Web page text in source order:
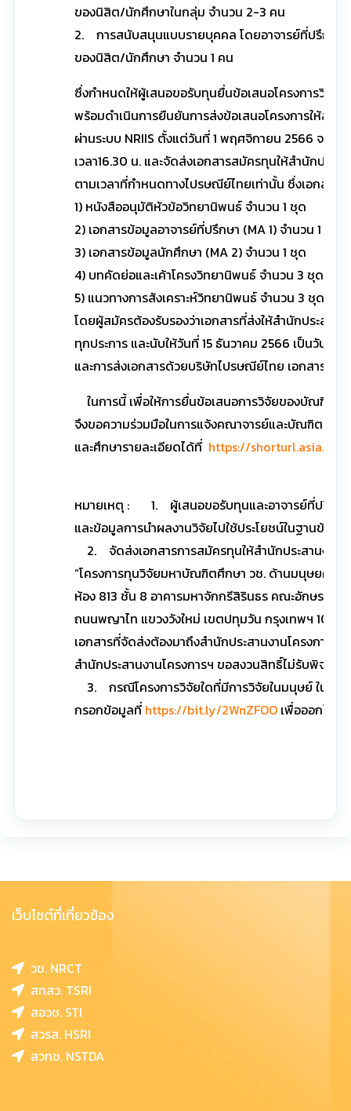
ของนิสิต/นักศึกษาในกลุ่ม จำนวน 2-3 คน
2. การสนับสนุนแบบรายบุคคล โดยอาจารย์ที่ปรึกษา
ของนิสิต/นักศึกษา จำนวน 1 คน
ซึ่งกำหนดให้ผู้เสนอขอรับทุนยื่นข้อเสนอโครงการวิจั
พร้อมดำเนินการยืนยันการส่งข้อเสนอโครงการให้สมบู
ผ่านระบบ NRIIS ตั้งแต่วันที่ 1 พฤศจิกายน 2566 จนถึ
เวลา16.30 น. และจัดส่งเอกสารสมัครทุนให้สำนักประ
ตามเวลาที่กำหนดทางไปรษณีย์ไทยเท่านั้น ซึ่งเอกสาร
1) หนังสืออนุมัติหัวข้อวิทยานิพนธ์ จำนวน 1 ชุด
2) เอกสารข้อมูลอาจารย์ที่ปรึกษา (MA 1) จำนวน 1 ชุด
3) เอกสารข้อมูลนักศึกษา (MA 2) จำนวน 1 ชุด
4) บทคัดย่อและเค้าโครงวิทยานิพนธ์ จำนวน 3 ชุด
5) แนวทางการสังเคราะห์วิทยานิพนธ์ จำนวน 3 ชุด
โดยผู้สมัครต้องรับรองว่าเอกสารที่ส่งให้สำนักประสาน
ทุกประการ และนับให้วันที่ 15 ธันวาคม 2566 เป็นวันสุด
และการส่งเอกสารด้วยบริษัทไปรษณีย์ไทย เอกสารที่จั
ในการนี้ เพื่อให้การยื่นข้อเสนอการวิจัยของบัณฑิต
จึงขอความร่วมมือในการแจ้งคณาจารย์และบัณฑิตศึก
และศึกษารายละเอียดได้ที่ https://shorturl.asia/
หมายเหตุ : 1. ผู้เสนอขอรับทุนและอาจารย์ที่ปรึกษา
และข้อมูลการนำผลงานวิจัยไปใช้ประโยชน์ในฐานข้อมู
2. จัดส่งเอกสารการสมัครทุนให้สำนักประสานงา
“โครงการทุนวิจัยมหาบัณฑิตศึกษา วช. ด้านมนุษยศาส
ห้อง 813 ชั้น 8 อาคารมหาจักกรีสิรินธร คณะอักษรศ
ถนนพญาไท แขวงวังใหม่ เขตปทุมวัน กรุงเทพฯ
เอกสารที่จัดส่งต้องมาถึงสำนักประสานงานโครงการ
สำนักประสานงานโครงการฯ ขอสงวนสิทธิ์ไม่รับพิจาร
3. กรณีโครงการวิจัยใดที่มีการวิจัยในมนุษย์ ในสัต
กรอกข้อมูลที่ https://bit.ly/2WnZFOOเพื่อออกใบรับ
เว็บไซต์ที่เกี่ยวข้อง
วช. NRCT
สทสว. TSRI
สอวช. STI
สวรส. HSRI
สวทช. NSTDA